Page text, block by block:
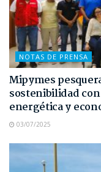
NOTAS DE PRENSA
Mipymes
sostenibilidad
energética y
03/07/2025